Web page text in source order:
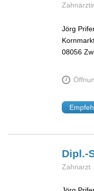
Jörg
08056
Dipl.-
Zahnarzt